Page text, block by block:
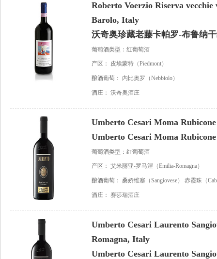
Roberto Voerzio Riserva
Barolo, Italy
沃奇奥珍藏老藤卡帕罗-布鲁纳
葡萄酒类型：红葡萄酒
产区： 皮埃蒙特（Piedmont）
酿酒葡萄： 内比奥罗（Nebbiolo）
酒庄： 沃奇奥酒庄
Umberto Cesari Moma
Umberto Cesari Moma
葡萄酒类型：红葡萄酒
产区： 艾米丽亚-罗马涅（Emilia-Romagna）
酿酒葡萄： 桑娇维塞（Sangiovese） 赤霞珠（
酒庄： 赛莎瑞酒庄
Umberto Cesari Laurento
Romagna, Italy
Umberto Cesari Laurento